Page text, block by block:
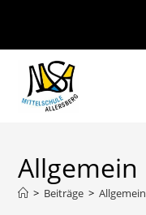
springen
Allgemein
> Beiträge > Allgemein